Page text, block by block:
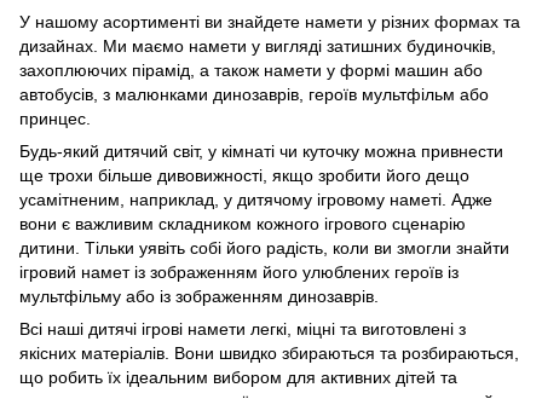
У нашому асортименті ви знайдете намети у різних формах та
дизайнах. Ми маємо намети у вигляді затишних будиночків,
захоплюючих пірамід, а також намети у формі машин або
автобусів, з малюнками динозаврів, героїв мультфільм або
принцес.
Будь-який дитячий світ, у кімнаті чи куточку можна привнести
ще трохи більше дивовижності, якщо зробити його дещо
усамітненим, наприклад, у дитячому ігровому наметі. Адже
вони є важливим складником кожного ігрового сценарію
дитини. Тільки уявіть собі його радість, коли ви змогли знайти
ігровий намет із зображенням його улюблених героїв із
мультфільму або із зображенням динозаврів.
Всі наші дитячі ігрові намети легкі, міцні та виготовлені з
якісних матеріалів. Вони швидко збираються та розбираються,
що робить їх ідеальним вибором для активних дітей та